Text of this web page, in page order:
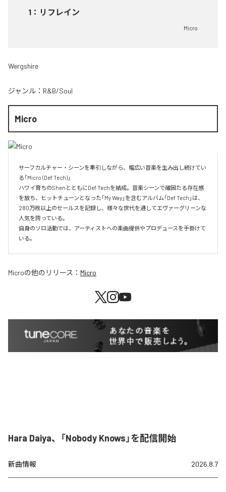
1 ： リフレイン
Micro
Wergshire
ジャンル： R&B/Soul
Micro
サーフカルチャー・シーンを牽引しながら、幅広い音楽を生み出し続けてい
る「Micro (Def Tech)」
ハワイ育ちのShenとともにDef Techを結成。音楽シーンで確固たる存在感
を放ち、ヒットチューンとなった「My Way」を含むアルバム「Def Tech」は、
280万枚以上のセールスを記録し、様々な世代を通してエヴァーグリーンな
人気を誇っている。
自身のソロ活動では、アーティストへの楽曲提供やプロデュースを手掛けて
いる。
Microの他のリリース： Micro
Hara Daiya、「Nobody Knows」を配信開始
新曲情報 2026.8.7